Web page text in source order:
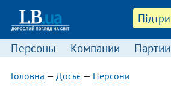
Персоны Компании
Головна — Досьє — Персони